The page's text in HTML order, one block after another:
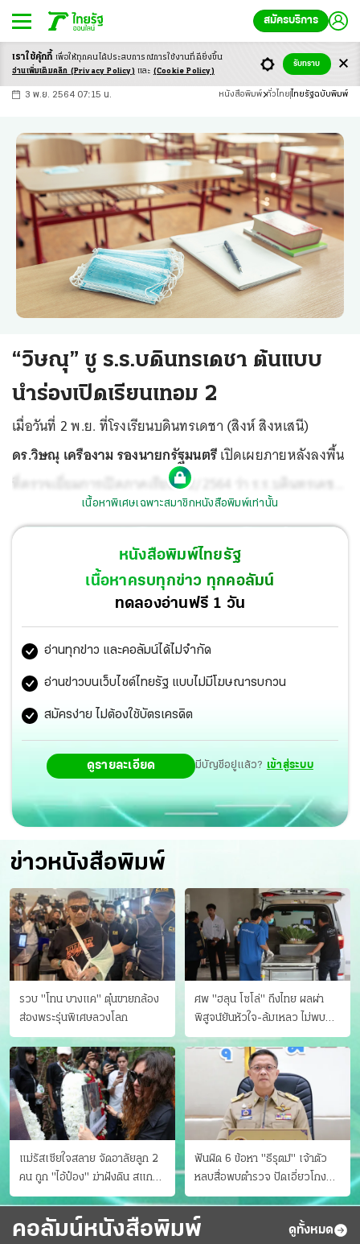
สมัครบริการ
-ก ก ก+
3 พ.ย. 2564 07:15 น. หนังสือพิมพ์ ทั่วไทย ไทยรัฐฉบับพิมพ์
“วิษณุ” ชู ร.ร.บดินทรเดชา ต้นแบบ
นำร่องเปิดเรียนเทอม 2
เมื่อวันที่ 2 พ.ย. ที่โรงเรียนบดินทรเดชา (สิงห์ สิงหเสนี)
ดร.วิษณุ เครืองาม รองนายกรัฐมนตรีเปิดเผยภายหลังลงพื้น
ที่ตรวจเยี่ยมการเปิดภาคเรียนที่ 2/2564 ว่า ร.ร.บดินทรเดชา
(สิงห์ สิงหเสนี) ได้เตรียมความพร้อมทั้งครูและบุคลากรเป็น
อย่างดี ผู้ปกครองและนักเรียนก็ให้ความร่วมมือ สามารถ
บริหารจัดการได้อย่างมีประสิทธิภาพและเป็นต้นแบบนำร่อง
เนื้อหาพิเศษเฉพาะสมาชิกหนังสือพิมพ์เท่านั้น
หนังสือพิมพ์ไทยรัฐ
เนื้อหาครบทุกข่าว ทุกคอลัมน์
ทดลองอ่านฟรี 1 วัน
อ่านทุกข่าว และคอลัมน์ได้ไม่จำกัด
อ่านข่าวบนเว็บไซต์ไทยรัฐ แบบไม่มีโฆษณารบกวน
สมัครง่าย ไม่ต้องใช้บัตรเครดิต
ดูรายละเอียด มีบัญชีอยู่แล้ว? เข้าสู่ระบบ
ข่าวหนังสือพิมพ์
รวบ "โทน บางแค" ตุ๋นขายกล้อง
ส่องพระรุ่นพิเศษลวงโลก
ศพ "ฮลุน โซโล่" ถึงไทย ผลผ่า
พิสูจน์ยันหัวใจ-ล้มเหลว ไม่พบ
บาดแผล
แม่รัสเซียใจสลาย จัดอาลัยลูก 2
คน ถูก "ไอ้ป๋อง" ฆ่าฝังดิน สแกน
ไม่มีศพเพิ่ม
ฟันผิด 6 ข้อหา "ธีรุตม์" เจ้าตัว
หลบสื่อพบตำรวจ ปัดเอี่ยวโกง
สอบท้องถิ่น จ่อบี้รํ่ารวยมากปกติ
คอลัมน์หนังสือพิมพ์ ดูทั้งหมด
เราใช้คุ้กกี้ เพื่อให้ทุกคนได้ประสบการณ์การใช้งานที่ดียิ่งขึ้น
อ่านเพิ่มเติมคลิก (Privacy Policy) และ (Cookie Policy)
รับทราบ